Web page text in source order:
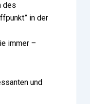
des
in der
immer –
und